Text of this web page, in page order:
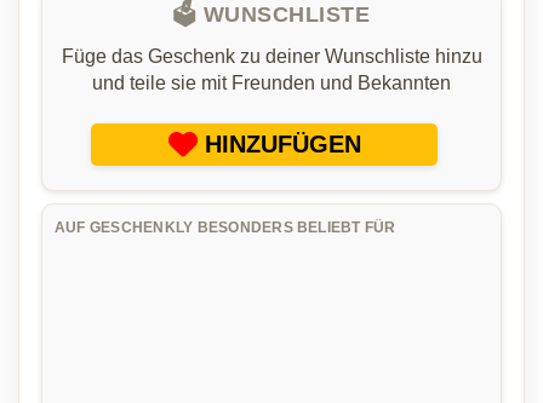
🗳️ WUNSCHLISTE
Füge das Geschenk zu deiner Wunschliste hinzu
und teile sie mit Freunden und Bekannten
HINZUFÜGEN
AUF GESCHENKLY BESONDERS BELIEBT FÜR